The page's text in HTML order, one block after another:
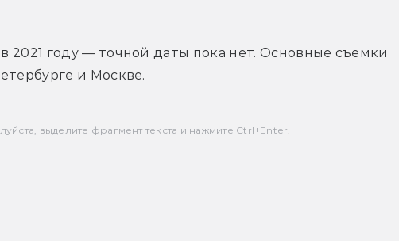
2021 году — точной даты пока нет. Основные съемки
и Москве.
выделите фрагмент текста и нажмите Ctrl+Enter.